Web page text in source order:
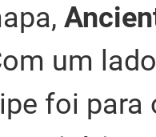
um
foi